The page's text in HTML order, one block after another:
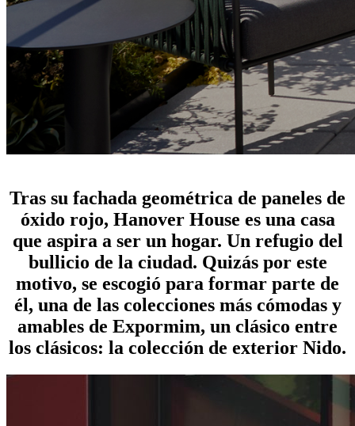
Tras su fachada geométrica de paneles de
óxido rojo, Hanover House es una casa
que aspira a ser un hogar. Un refugio del
bullicio de la ciudad. Quizás por este
motivo, se escogió para formar parte de
él, una de las colecciones más cómodas y
amables de Expormim, un clásico entre
los clásicos: la colección de exterior Nido.